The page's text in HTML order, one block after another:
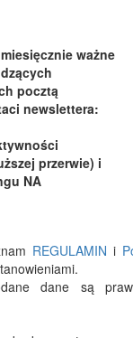
ważne
pocztą
newslettera:
przerwie) i
NA
REGULAMIN i
dane są